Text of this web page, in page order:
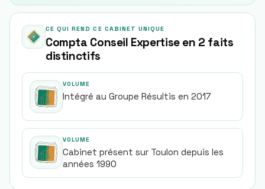
CE QUI REND CE CABINET UNIQUE
Compta Conseil Expertise en 2 faits
distinctifs
VOLUME
Intégré au Groupe Résultis en 2017
VOLUME
Cabinet présent sur Toulon depuis les
années 1990